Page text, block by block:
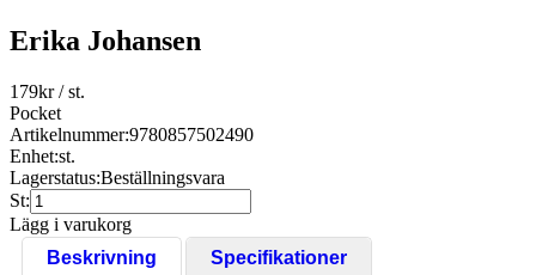
Erika Johansen
179kr/ st.
Pocket
Artikelnummer:9780857502490
Enhet:st.
Lagerstatus:Beställningsvara
St:
Lägg i varukorg
Beskrivning
Specifikationer